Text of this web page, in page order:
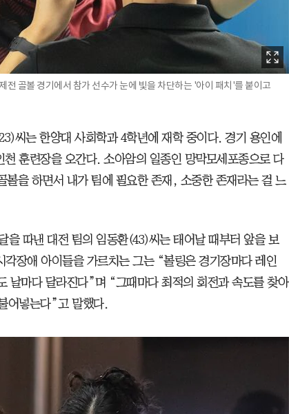
전 골볼 경기에서 참가 선수가 눈에 빛을 차단하는 '아이 패치'를 붙이고
씨는 한양대 사회학과 4학년에 재학 중이다. 경기 용인에
훈련장을 오간다. 소아암의 일종인 망막모세포종으로 다
볼을 하면서 내가 팀에 필요한 존재, 소중한 존재라는 걸 느
을 따낸 대전 팀의 임동환(43)씨는 태어날 때부터 앞을 보
장애 아이들을 가르치는 그는 “볼링은 경기장마다 레인
날마다 달라진다”며 “그때마다 최적의 회전과 속도를 찾아
어넣는다”고 말했다.